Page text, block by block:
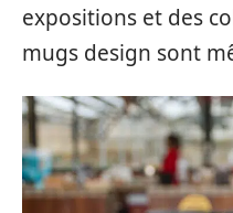
expositions et des
mugs design sont